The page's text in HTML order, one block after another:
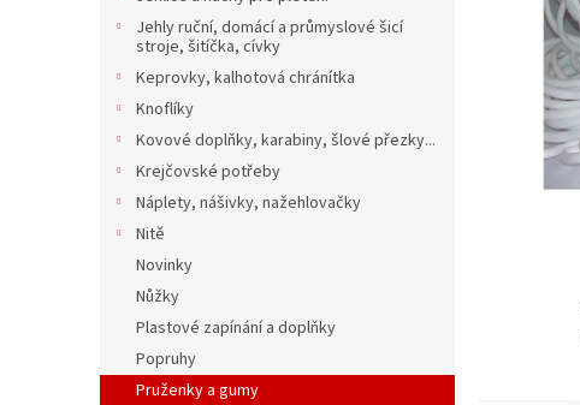
Jehly ruční, domácí a průmyslové šicí
stroje, šitíčka, cívky
Keprovky, kalhotová chránítka
Knoflíky
Kovové doplňky, karabiny, šlové přezky...
Krejčovské potřeby
Náplety, nášivky, nažehlovačky
Nitě
Novinky
Nůžky
Plastové zapínání a doplňky
Popruhy
Pruženky a gumy